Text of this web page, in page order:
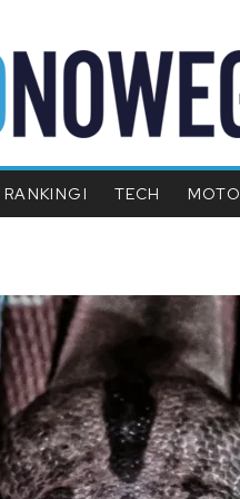
RANKINGI TECH MOTO